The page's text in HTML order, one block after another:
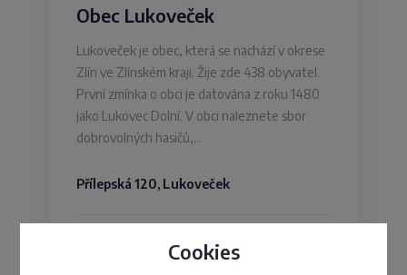
Cookies
Obec Lukoveček
Lukoveček je obec, která se nachází v okrese
Zlín ve Zlínském kraji. Žije zde 438 obyvatel.
První zmínka o obci je datována z roku 1480
jako Lukovec Dolní. V obci naleznete sbor
dobrovolných hasičů,…
Přílepská 120, Lukoveček